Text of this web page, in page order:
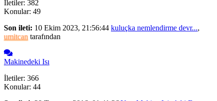
İletiler: 382
Konular: 49
Son ileti: 10 Ekim 2023, 21:56:44 kuluçka nemlendirme devr...,
umitcan tarafından
Makinedeki Isı
İletiler: 366
Konular: 44